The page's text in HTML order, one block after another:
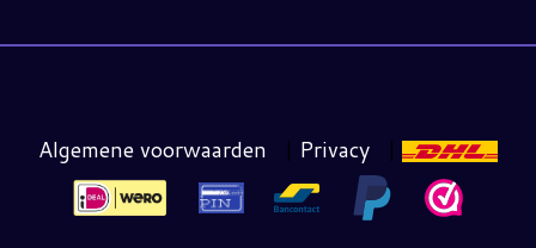
Algemene voorwaarden | Privacy |